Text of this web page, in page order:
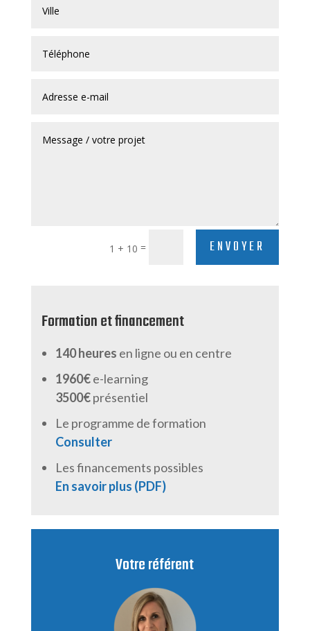
1 + 10 = ENVOYER
Formation et financement
140 heures en ligne ou en centre
1960€e-learning
3500€présentiel
Le programme de formation
Consulter
Les financements possibles
En savoir plus (PDF)
Votre référent